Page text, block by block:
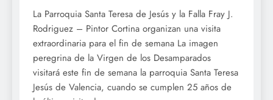
La Parroquia Santa Teresa de Jesús y la Falla Fray J.
Rodriguez – Pintor Cortina organizan una visita
extraordinaria para el fin de semana La imagen
peregrina de la Virgen de los Desamparados
visitará este fin de semana la parroquia Santa Teresa
Jesús de Valencia, cuando se cumplen 25 años de